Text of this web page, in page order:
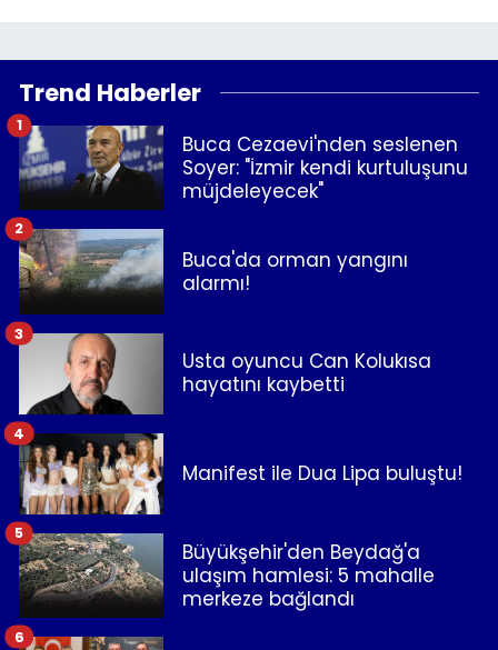
Trend Haberler
Buca Cezaevi'nden seslenen
Soyer: "İzmir kendi kurtuluşunu
müjdeleyecek"
1
Buca'da orman yangını
alarmı!
2
Usta oyuncu Can Kolukısa
hayatını kaybetti
3
Manifest ile Dua Lipa buluştu!
4
Büyükşehir'den Beydağ'a
ulaşım hamlesi: 5 mahalle
merkeze bağlandı
5
6